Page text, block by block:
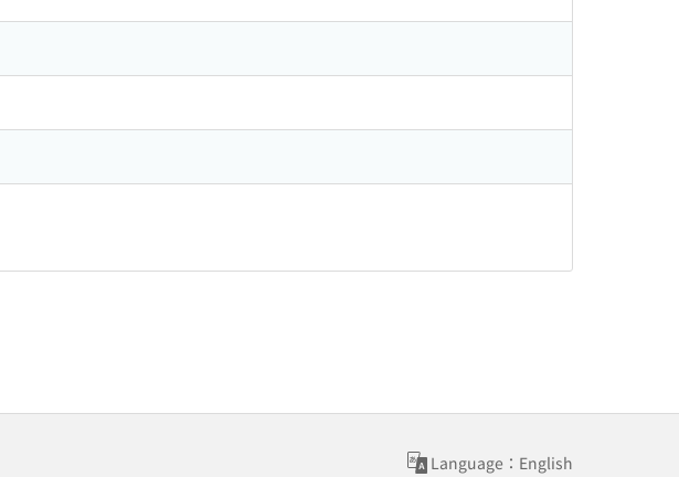
Language：English